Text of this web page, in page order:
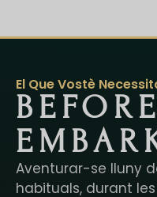
El Que Vostè
Aventurar-se lluny
habituals, durant